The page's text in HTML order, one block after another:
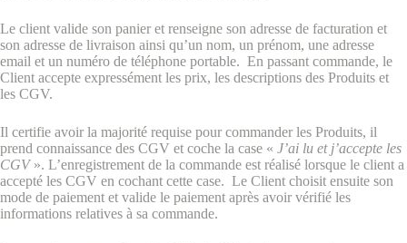
Le client valide son panier et renseigne son adresse de facturation et
son adresse de livraison ainsi qu’un nom, un prénom, une adresse
email et un numéro de téléphone portable. En passant commande, le
Client accepte expressément les prix, les descriptions des Produits et
les CGV.
Il certifie avoir la majorité requise pour commander les Produits, il
prend connaissance des CGV et coche la case « J’ai lu et j’accepte les
CGV». L’enregistrement de la commande est réalisé lorsque le client a
accepté les CGV en cochant cette case. Le Client choisit ensuite son
mode de paiement et valide le paiement après avoir vérifié les
informations relatives à sa commande.